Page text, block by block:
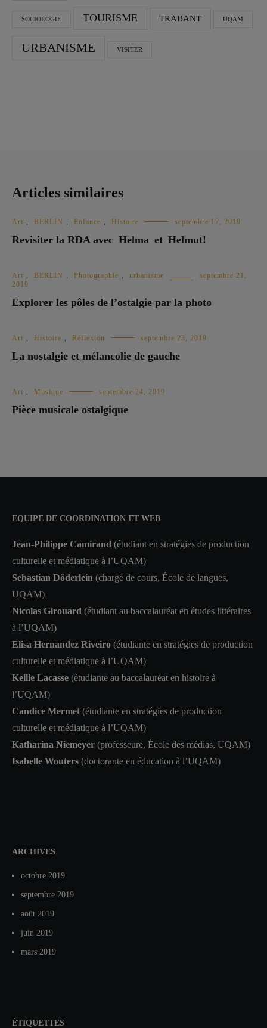
SOCIOLOGIE TOURISME TRABANT UQAM
URBANISME VISITER
Articles similaires
Art , BERLIN , Enfance , Histoire septembre 17, 2019
Revisiter la RDA avec Helma et Helmut!
Art , BERLIN , Photographie , urbanisme
septembre 21,
2019
Explorer les pôles de l’ostalgie par la photo
Art , Histoire , Réflexion septembre 23, 2019
La nostalgie et mélancolie de gauche
Art , Musique septembre 24, 2019
Pièce musicale ostalgique
EQUIPE DE COORDINATION ET WEB
Jean-Philippe Camirand (étudiant en stratégies de production
culturelle et médiatique à l’UQAM)
Sebastian Döderlein (chargé de cours, École de langues,
UQAM)
Nicolas Girouard (étudiant au baccalauréat en études littéraires
à l’UQAM)
Elisa Hernandez Riveiro (étudiante en stratégies de production
culturelle et médiatique à l’UQAM)
Kellie Lacasse (étudiante au baccalauréat en histoire à
l’UQAM)
Candice Mermet (étudiante en stratégies de production
culturelle et médiatique à l’UQAM)
Katharina Niemeyer (professeure, École des médias, UQAM)
Isabelle Wouters (doctorante en éducation à l’UQAM)
ARCHIVES
octobre 2019
septembre 2019
août 2019
juin 2019
mars 2019
ÉTIQUETTES